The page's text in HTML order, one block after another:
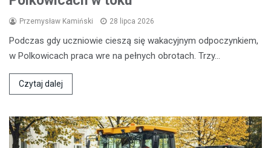
Przemysław Kamiński 28 lipca 2026
Podczas gdy uczniowie cieszą się wakacyjnym odpoczynkiem,
w Polkowicach praca wre na pełnych obrotach. Trzy…
Czytaj dalej